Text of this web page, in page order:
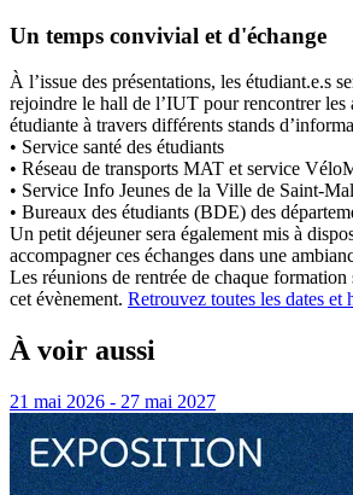
Un temps convivial et d'échange
À l’issue des présentations, les étudiant.e.s
rejoindre le hall de l’IUT pour rencontrer les
étudiante à travers différents stands
• Service santé des étudiants
• Réseau de transports MAT et service
• Service Info Jeunes de la Ville de Saint-
• Bureaux des étudiants (BDE) des
Un petit déjeuner sera également mis à
accompagner ces échanges dans une
Les réunions de rentrée de chaque formation
cet évènement. Retrouvez toutes les dates et
À voir aussi
21 mai 2026 - 27 mai 2027